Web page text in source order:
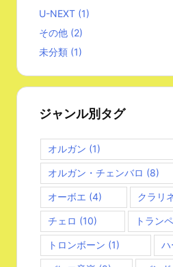
U-NEXT (1)
その他 (2)
未分類 (1)
ジャンル別タグ
オルガン (1)
オルガン・チェンバロ (8)
オーボエ (4) クラリ
チェロ (10) トラン
トロンボーン (1) ハ